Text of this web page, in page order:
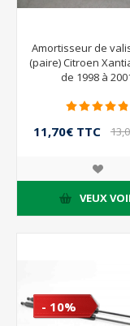
Amortisseur de
(paire) Citroen
de 1998 à
11,70€ TTC
VEUX
- 10%